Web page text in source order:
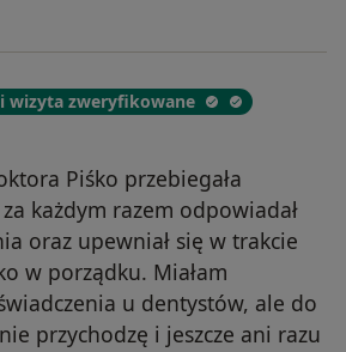
i wizyta zweryfikowane
Piśko przebiegała
każdym razem odpowiadał
oraz upewniał się w trakcie
w porządku. Miałam
u dentystów, ale do
przychodzę i jeszcze ani razu